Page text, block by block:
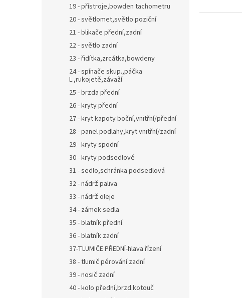
19 - přístroje,bowden tachometru
20 - světlomet,světlo poziční
21 - blikače přední,zadní
22 - světlo zadní
23 - řidítka,zrcátka,bowdeny
24 - spínače skup.,páčka
L.,rukojetě,závaží
25 - brzda přední
26 - kryty přední
27 - kryt kapoty boční,vnitřní/přední
28 - panel podlahy,kryt vnitřní/zadní
29 - kryty spodní
30 - kryty podsedlové
31 - sedlo,schránka podsedlová
32 - nádrž paliva
33 - nádrž oleje
34 - zámek sedla
35 - blatník přední
36 - blatník zadní
37-TLUMIČE PŘEDNÍ-hlava řízení
38 - tlumič pérování zadní
39 - nosič zadní
40 - kolo přední,brzd.kotouč